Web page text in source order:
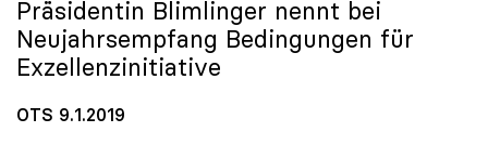
Präsidentin Blimlinger nennt bei
Neujahrsempfang Bedingungen für
Exzellenzinitiative
OTS 9.1.2019